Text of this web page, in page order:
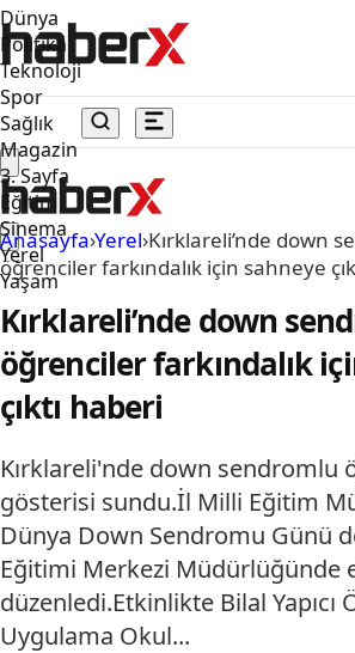
Dünya
Politika
Teknoloji
Spor
Sağlık
Magazin
3. Sayfa
Eğitim
Sinema
Yerel
Yaşam
Anasayfa›Yerel›Kırklareli’nde down
öğrenciler farkındalık için sahneye
Kırklareli’nde down
öğrenciler farkındalık
çıktı haberi
Kırklareli'nde down sendromlu
gösterisi sundu.İl Milli Eğitim
Dünya Down Sendromu Günü
Eğitimi Merkezi Müdürlüğünde
düzenledi.Etkinlikte Bilal Yapıcı
Uygulama Okul...